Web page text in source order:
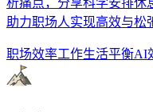
析痛点，分享科学安排休
助力职场人实现高效与松
职场效率工作生活平衡AI